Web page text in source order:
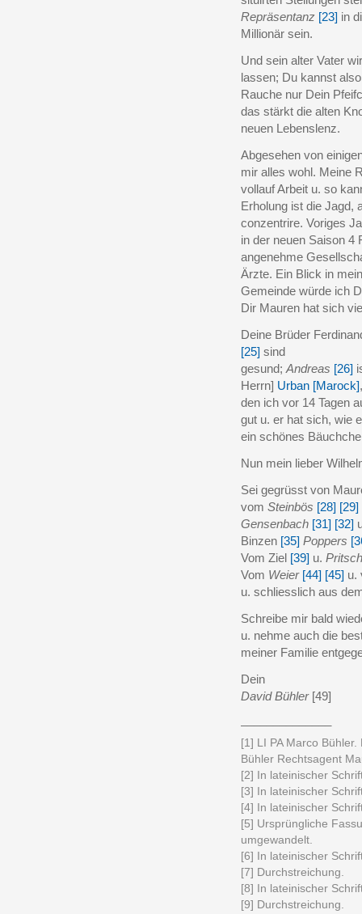
Repräsentanz [23] in
Millionär sein.
Und sein alter Vater
lassen; Du kannst
Rauche nur Dein
das stärkt die alten
neuen Lebenslenz.
Abgesehen von
mir alles wohl. Meine
vollauf Arbeit u. so
Erholung ist die Jagd,
conzentrire. Voriges
in der neuen Saison 4
angenehme
Ärzte. Ein Blick in
Gemeinde würde ich
Dir Mauren hat sich
Deine Brüder
[25] sind
gesund; Andreas [26]
Herrn] Urban [Marock],
den ich vor 14 Tagen
gut u. er hat sich, wie
ein schönes
Nun mein lieber
Sei gegrüsst von
vom Steinbös [28] [29]
Gensenbach [31] [32]
Binzen [35] Poppers
Vom Ziel [39] u.
Vom Weier [44] [45] u.
u. schliesslich aus
Schreibe mir bald
u. nehme auch die
meiner Familie
Dein
David Bühler[49]
[1] LI PA Marco
Bühler Rechtsagent
[2] In lateinischer
[3] In lateinischer
[4] In lateinischer
[5] Ursprüngliche
umgewandelt.
[6] In lateinischer
[7] Durchstreichung.
[8] In lateinischer
[9] Durchstreichung.